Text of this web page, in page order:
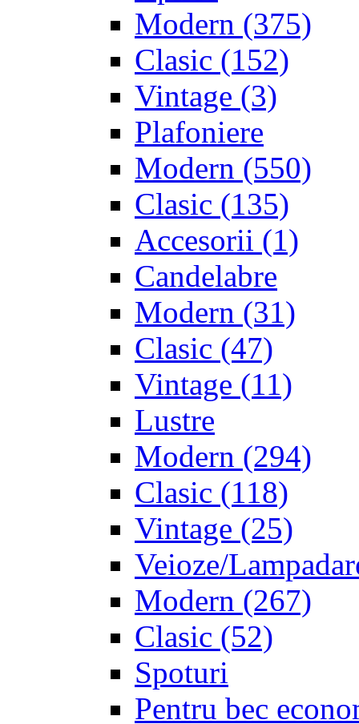
Modern (375)
Clasic (152)
Vintage (3)
Plafoniere
Modern (550)
Clasic (135)
Accesorii (1)
Candelabre
Modern (31)
Clasic (47)
Vintage (11)
Lustre
Modern (294)
Clasic (118)
Vintage (25)
Veioze/
Modern (267)
Clasic (52)
Spoturi
Pentru bec